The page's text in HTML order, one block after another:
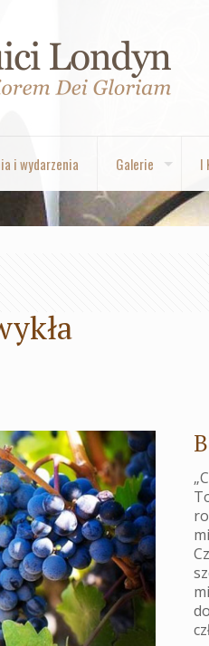
i wydarzenia Galerie I